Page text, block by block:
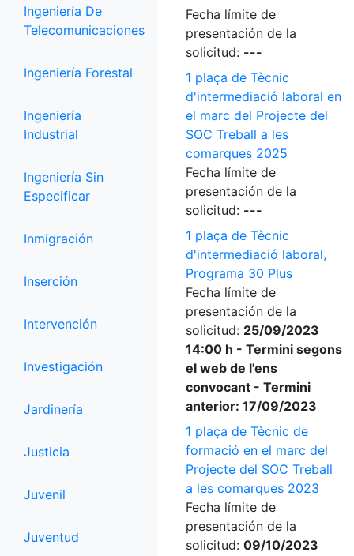
Ingeniería De
Telecomunicaciones
Ingeniería Forestal
Ingeniería
Industrial
Ingeniería Sin
Especificar
Inmigración
Inserción
Intervención
Investigación
Jardinería
Justicia
Juvenil
Juventud
Fecha límite de
presentación de la
solicitud: ---
1 plaça de Tècnic
d'intermediació laboral en
el marc del Projecte del
SOC Treball a les
comarques 2025
Fecha límite de
presentación de la
solicitud: ---
1 plaça de Tècnic
d'intermediació laboral,
Programa 30 Plus
Fecha límite de
presentación de la
solicitud: 25/09/2023
14:00 h - Termini segons
el web de l'ens
convocant - Termini
anterior: 17/09/2023
1 plaça de Tècnic de
formació en el marc del
Projecte del SOC Treball
a les comarques 2023
Fecha límite de
presentación de la
solicitud: 09/10/2023